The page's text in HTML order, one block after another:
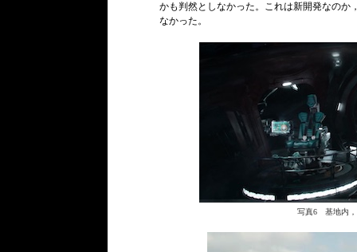
かも判然としなかった。これは新開発なのか
なかった。
写真6 基地内，